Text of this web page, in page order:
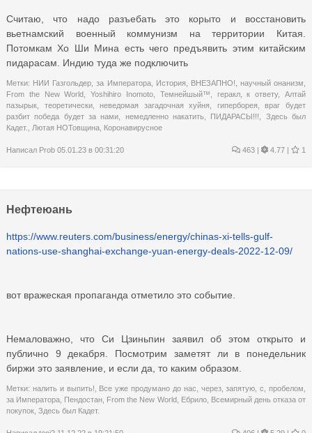
Считаю, что надо разъебать это корыто и восстановить
вьетнамский военный коммунизм на территории Китая.
Потомкам Хо Ши Мина есть чего предъявить этим китайским
пидарасам. Индию туда же подключить
Метки: НИИ Газгольдер ,за Императора, История ВНЕЗАПНО! научный онанизм
From the New World ,Yoshihiro Inomoto Темнейшый™ геракл,к ответу,Алтай
пазырык
теоретически,неведомая загадочная хуйня гиперборея ,враг будет
разбит победа будет за нами
немедленно накатить ПИДАРАСЫ!!!
Здесь был
Кадет.
Лютая НОТовщина Коронавирусное
Написал Prob 05.01.23 в 00:31:20 463 | 4.77 | 1
Нефтеюань
https://www.reuters.com/business/energy/chinas-xi-tells-gulf-
nations-use-shanghai-exchange-yuan-energy-deals-2022-12-09/
вот вражеская пропаганда отметило это событие.
Немаловажно, что Си Цзиньпин заявил об этом открыто и
публично 9 декабря. Посмотрим заметят ли в понедельник
биржи это заявление, и если да, то каким образом.
Метки: налить и выпить! Все уже продумано до нас через,запятую ,с ,пробелом
за Императора Пендостан From the New World, Ебрило, Всемирный день отказа от
покупок Здесь был Кадет.